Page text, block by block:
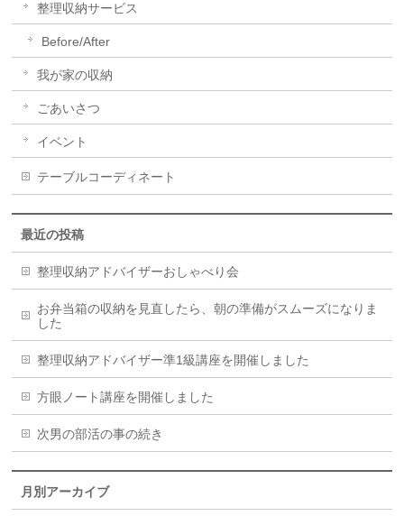
整理収納サービス
Before/After
我が家の収納
ごあいさつ
イベント
テーブルコーディネート
最近の投稿
整理収納アドバイザーおしゃべり会
お弁当箱の収納を見直したら、朝の準備がスムーズになりま
した
整理収納アドバイザー準1級講座を開催しました
方眼ノート講座を開催しました
次男の部活の事の続き
月別アーカイブ